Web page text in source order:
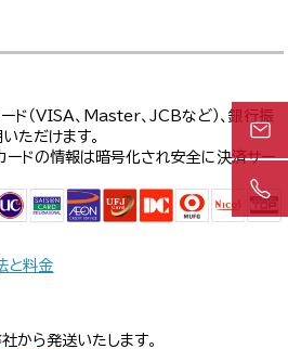
ド（VISA、Master、JCBなど）、銀行振
いただけます。
ードの情報は暗号化され安全に決済サー
と料金
から発送いたします。